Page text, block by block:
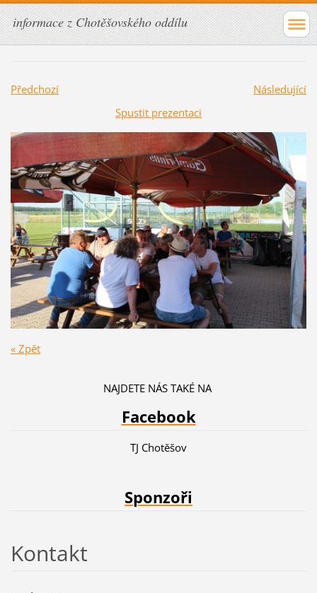
informace z Chotěšovského oddílu
Předchozí
Následující
Spustit prezentaci
« Zpět
NAJDETE NÁS TAKÉ NA
Facebook
TJ Chotěšov
Sponzoři
Kontakt